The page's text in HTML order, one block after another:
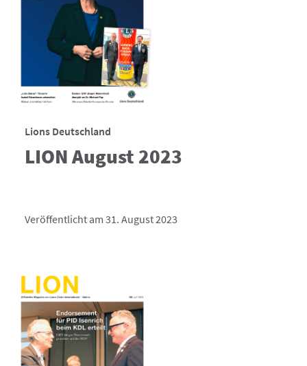
Lions Deutschland
LION August 2023
Veröffentlicht am 31. August 2023